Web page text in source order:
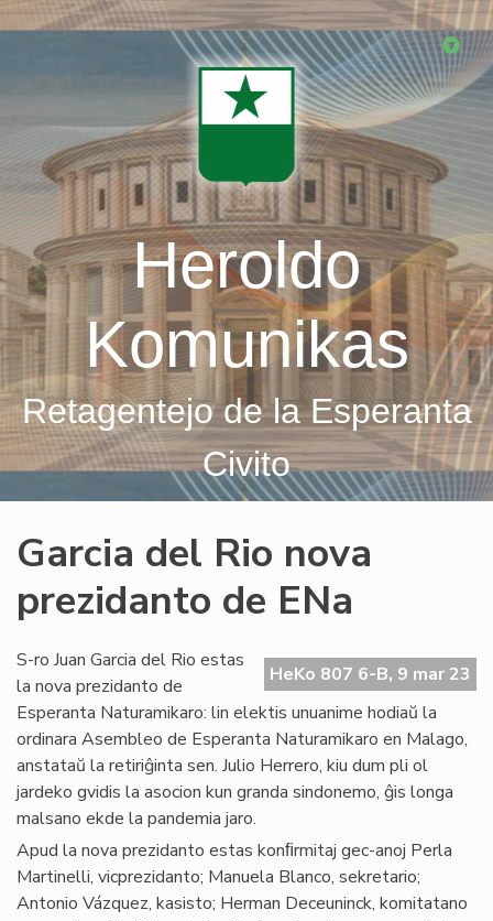
Skip
Heroldo
Komunikas
Retagentejo de la Esperanta
Civito
Garcia del Rio nova
prezidanto de ENa
HeKo 807 6-B, 9 mar 23
S-ro Juan Garcia del Rio estas
la nova prezidanto de
Esperanta Naturamikaro: lin elektis unuanime hodiaŭ la
ordinara Asembleo de Esperanta Naturamikaro en Malago,
anstataŭ la retiriĝinta sen. Julio Herrero, kiu dum pli ol
jardeko gvidis la asocion kun granda sindonemo, ĝis longa
malsano ekde la pandemia jaro.
Apud la nova prezidanto estas konﬁrmitaj gec-anoj Perla
Martinelli, vicprezidanto; Manuela Blanco, sekretario;
Antonio Vázquez, kasisto; Herman Deceuninck, komitatano